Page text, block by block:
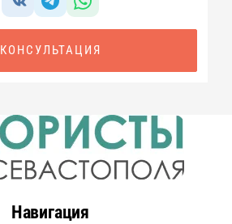
КОНСУЛЬТАЦИЯ
Навигация